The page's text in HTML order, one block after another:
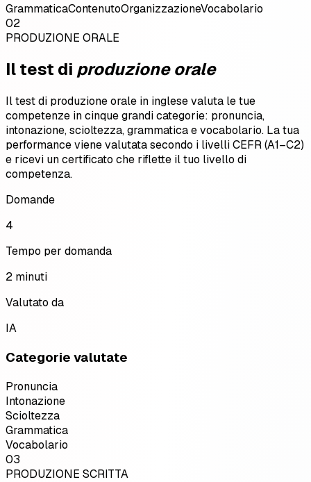
GrammaticaContenutoOrganizzazioneVocabolario
02
PRODUZIONE ORALE
Il test di produzione orale
Il test di produzione orale in inglese valuta le tue
competenze in cinque grandi categorie: pronuncia,
intonazione, scioltezza, grammatica e vocabolario. La tua
performance viene valutata secondo i livelli CEFR (A1–C2)
e ricevi un certificato che riflette il tuo livello di
competenza.
Domande
4
Tempo per domanda
2 minuti
Valutato da
IA
Categorie valutate
Pronuncia
Intonazione
Scioltezza
Grammatica
Vocabolario
03
PRODUZIONE SCRITTA